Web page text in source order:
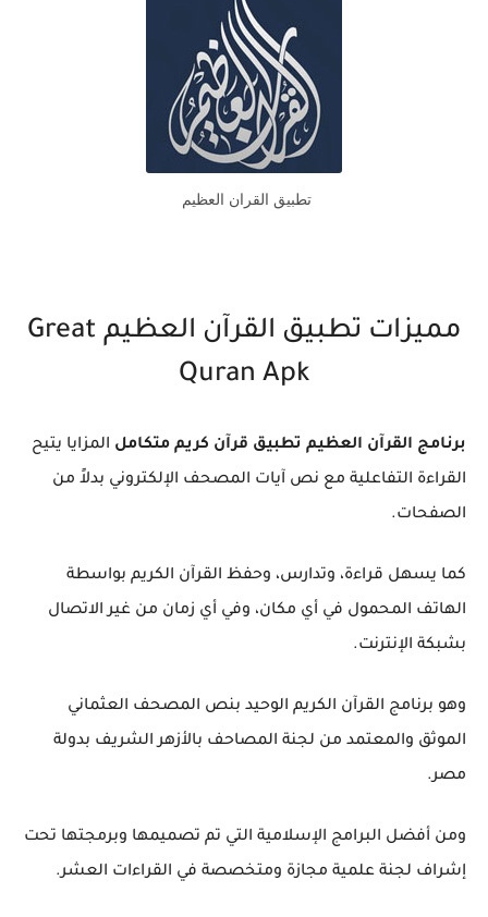
تطبيق القران العظيم
مميزات تطبيق القرآن العظيم Great
Quran Apk
برنامج القرآن العظيم تطبيق قرآن كريم متكامل المزايا يتيح
القراءة التفاعلية مع نص آيات المصحف الإلكتروني بدلاً من
الصفحات.
كما يسهل قراءة، وتدارس، وحفظ القرآن الكريم بواسطة
الهاتف المحمول في أي مكان، وفي أي زمان من غير الاتصال
بشبكة الإنترنت.
وهو برنامج القرآن الكريم الوحيد بنص المصحف العثماني
الموثق والمعتمد من لجنة المصاحف بالأزهر الشريف بدولة
مصر.
ومن أفضل البرامج الإسلامية التي تم تصميمها وبرمجتها تحت
إشراف لجنة علمية مجازة ومتخصصة في القراءات العشر.